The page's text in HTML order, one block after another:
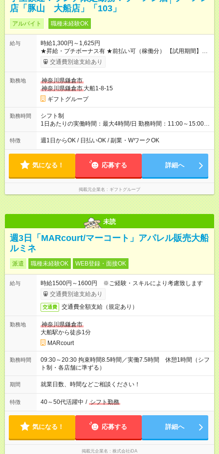
店「豚山 大船店」「103」
アルバイト 職種未経験OK
給与
時給1,300円～1,625円
★昇給・プチボーナス有 ★前払い可（稼働分） 【試用期間】試
用期間なし
交通費別途支給あり
勤務地
神奈川県鎌倉市
神奈川県鎌倉市 大船1-8-15
ギフトグループ
勤務時間
シフト制
1日あたりの実働時間：最大4時間/日 勤務時間：11:00～15:00
（実働4時間） ★週2日～勤務OK！ ★土日のみ・平日のみも
OK！ ★シフト自己申告制！ ★残業なし！次の予定も立てやすい
特徴 週1日からOK / 日払いOK / 副業・WワークOK
気になる！ 応募する 詳細へ
掲載元企業名 ギフトグループ
未読
週3日「MARcourt/マーコート」アパレル販売大船
ルミネ
派遣 職種未経験OK WEB登録・面接OK
給与
時給1500円～1600円 ※ご経験・スキルにより考慮致します
交通費別途支給あり
交通費 交通費全額支給（規定あり）
勤務地
神奈川県鎌倉市
大船駅から徒歩1分
MARcourt
勤務時間
09:30～20:30 拘束時間8.5時間／実働7.5時間 休憩1時間（シフ
ト制・各店舗に準ずる）
期間 就業日数、時間などご相談ください！
特徴 40～50代活躍中 / シフト勤務
気になる！ 応募する 詳細へ
掲載元企業名 株式会社iDA